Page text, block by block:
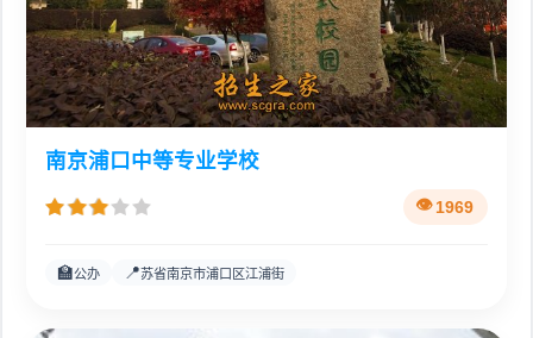
南京浦口中等专业学校
1969
🏫公办 📍苏省南京市浦口区江浦街